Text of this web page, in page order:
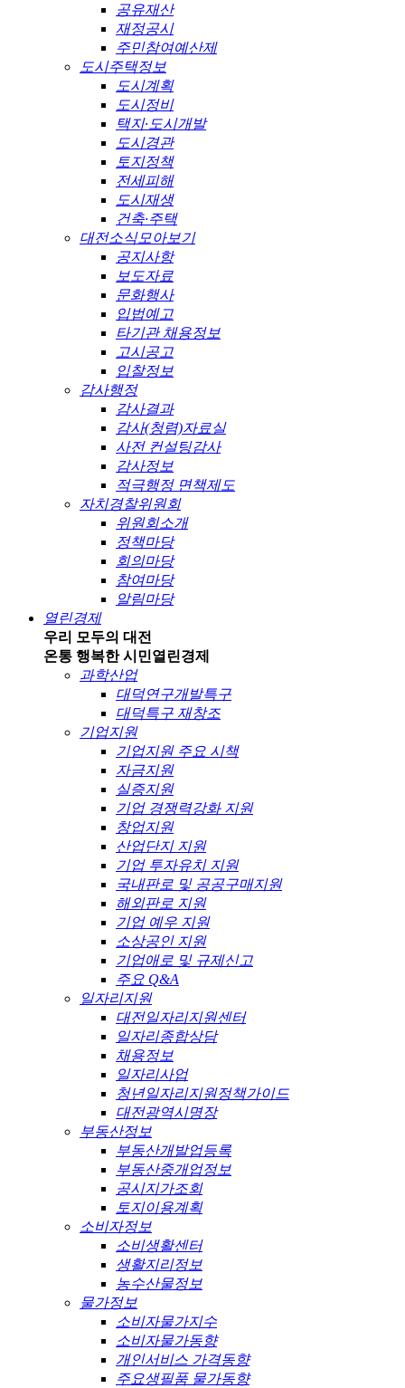
공유재산
재정공시
주민참여예산제
도시주택정보
도시계획
도시정비
택지·도시개발
도시경관
토지정책
전세피해
도시재생
건축·주택
대전소식모아보기
공지사항
보도자료
문화행사
입법예고
타기관 채용정보
고시공고
입찰정보
감사행정
감사결과
감사(청렴)자료실
사전 컨설팅감사
감사정보
적극행정 면책제도
자치경찰위원회
위원회소개
정책마당
회의마당
참여마당
알림마당
열린경제
우리 모두의 대전
온통 행복한 시민열린경제
과학산업
대덕연구개발특구
대덕특구 재창조
기업지원
기업지원 주요 시책
자금지원
실증지원
기업 경쟁력강화 지원
창업지원
산업단지 지원
기업 투자유치 지원
국내판로 및 공공구매지원
해외판로 지원
기업 예우 지원
소상공인 지원
기업애로 및 규제신고
주요 Q&A
일자리지원
대전일자리지원센터
일자리종합상담
채용정보
일자리사업
청년일자리지원정책가이드
대전광역시명장
부동산정보
부동산개발업등록
부동산중개업정보
공시지가조회
토지이용계획
소비자정보
소비생활센터
생활지리정보
농수산물정보
물가정보
소비자물가지수
소비자물가동향
개인서비스 가격동향
주요생필품 물가동향